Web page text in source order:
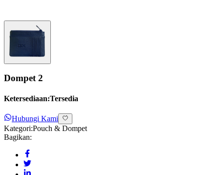
Dompet 2
Ketersediaan:Tersedia
Hubungi Kami
Kategori:Pouch & Dompet
Bagikan: